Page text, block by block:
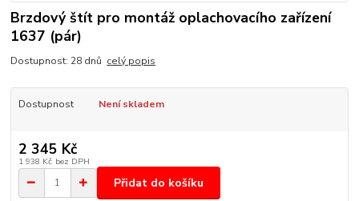
Brzdový štít pro montáž oplachovacího zařízení
1637 (pár)
Dostupnost: 28 dnů celý popis
Dostupnost Není skladem
2 345 Kč
1 938 Kč bez DPH
Přidat do košíku